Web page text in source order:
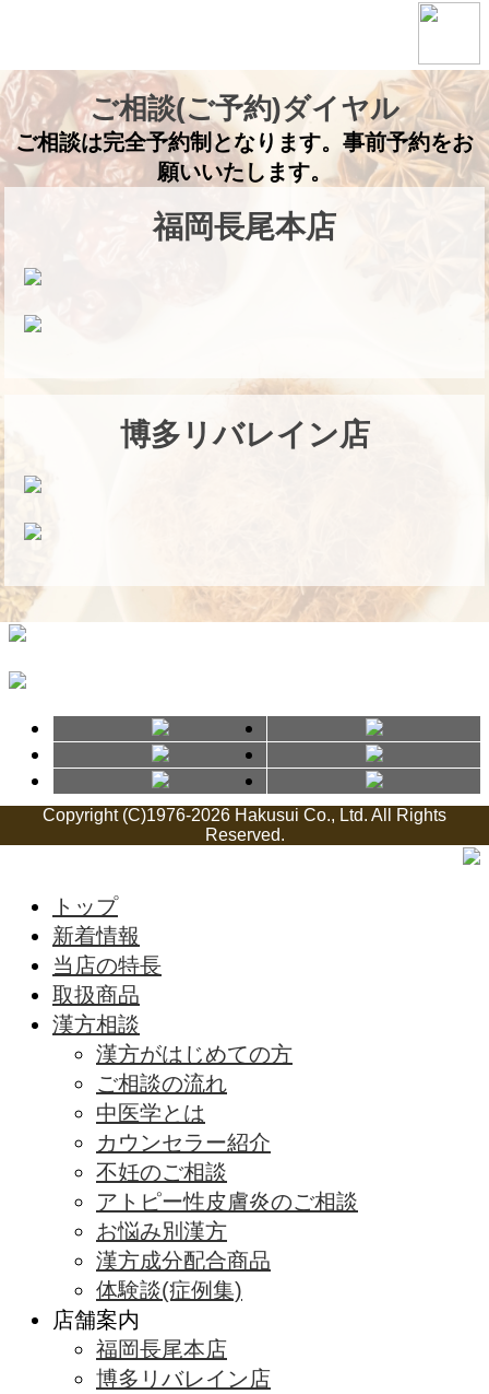
ご相談(ご予約)ダイヤル
ご相談は完全予約制となります。事前予約をお
願いいたします。
福岡長尾本店
博多リバレイン店
Copyright (C)1976-2026 Hakusui Co., Ltd. All Rights
Reserved.
トップ
新着情報
当店の特長
取扱商品
漢方相談
漢方がはじめての方
ご相談の流れ
中医学とは
カウンセラー紹介
不妊のご相談
アトピー性皮膚炎のご相談
お悩み別漢方
漢方成分配合商品
体験談(症例集)
店舗案内
福岡長尾本店
博多リバレイン店